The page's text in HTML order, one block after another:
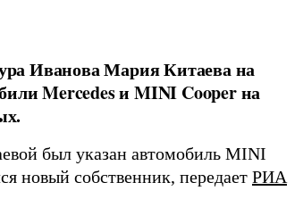
Иванова Мария Китаева на
Mercedes и MINI Cooper на
был указан автомобиль MINI
новый собственник, передает РИА